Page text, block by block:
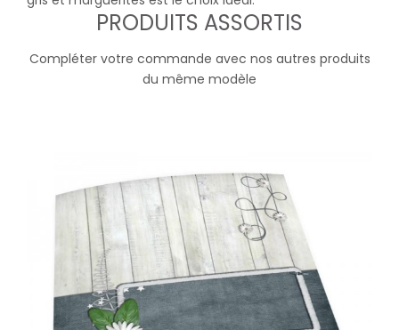
PRODUITS ASSORTIS
Compléter votre commande avec nos autres produits
du même modèle